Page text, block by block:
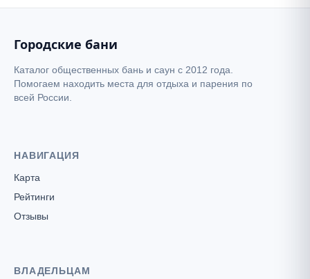
Городские бани
Каталог общественных бань и саун с 2012 года.
Помогаем находить места для отдыха и парения по
всей России.
НАВИГАЦИЯ
Карта
Рейтинги
Отзывы
ВЛАДЕЛЬЦАМ